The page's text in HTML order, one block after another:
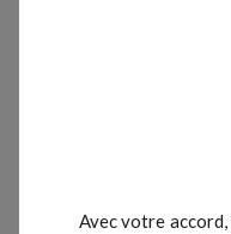
Avec votre